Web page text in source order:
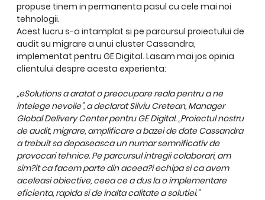
propuse tinem in permanenta pasul cu cele mai noi
tehnologii.
Acest lucru s-a intamplat si pe parcursul proiectului de
audit su migrare a unui cluster Cassandra,
implementat pentru GE Digital. Lasam mai jos opinia
clientului despre acesta experienta:
„eSolutions a aratat o preocupare reala pentru a ne
intelege nevoile”, a declarat Silviu Cretean, Manager
Global Delivery Center pentru GE Digital. „Proiectul nostru
de audit, migrare, amplificare a bazei de date Cassandra
a trebuit sa depaseasca un numar semnificativ de
provocari tehnice. Pe parcursul intregii colaborari, am
sim?it ca facem parte din aceea?i echipa si ca avem
aceleasi obiective, ceea ce a dus la o implementare
eficienta, rapida si de inalta calitate a solutiei.”